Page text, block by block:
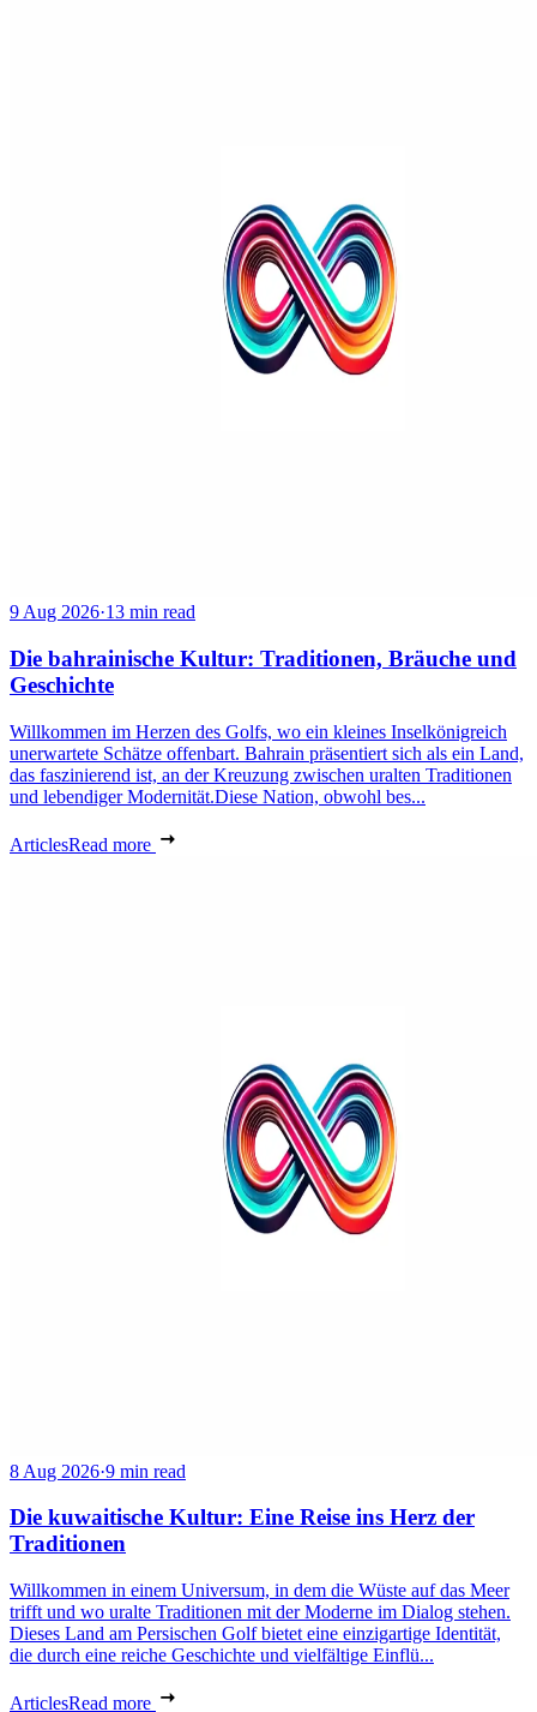
9 Aug 2026·13 min read
Die bahrainische Kultur: Traditionen, Bräuche und
Geschichte
Willkommen im Herzen des Golfs, wo ein kleines Inselkönigreich
unerwartete Schätze offenbart. Bahrain präsentiert sich als ein Land,
das faszinierend ist, an der Kreuzung zwischen uralten Traditionen
und lebendiger Modernität.Diese Nation, obwohl bes...
ArticlesRead more
8 Aug 2026·9 min read
Die kuwaitische Kultur: Eine Reise ins Herz der
Traditionen
Willkommen in einem Universum, in dem die Wüste auf das Meer
trifft und wo uralte Traditionen mit der Moderne im Dialog stehen.
Dieses Land am Persischen Golf bietet eine einzigartige Identität,
die durch eine reiche Geschichte und vielfältige Einflü...
ArticlesRead more